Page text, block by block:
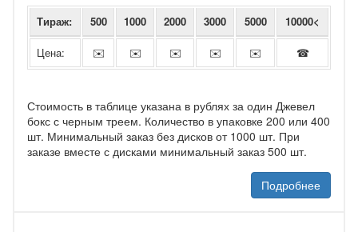
Тираж: 500 1000 2000 3000 5000 10000<
Цена: ✉️ ✉️ ✉️ ✉️ ✉️ ☎
Стоимость в таблице указана в рублях за один Джевел
бокс с черным треем. Количество в упаковке 200 или 400
шт. Минимальный заказ без дисков от 1000 шт. При
заказе вместе с дисками минимальный заказ 500 шт.
Подробнее